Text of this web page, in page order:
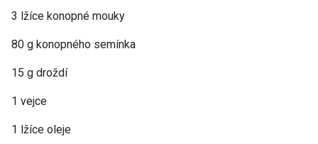
3 lžíce konopné mouky
80 g konopného semínka
15 g droždí
1 vejce
1 lžíce oleje